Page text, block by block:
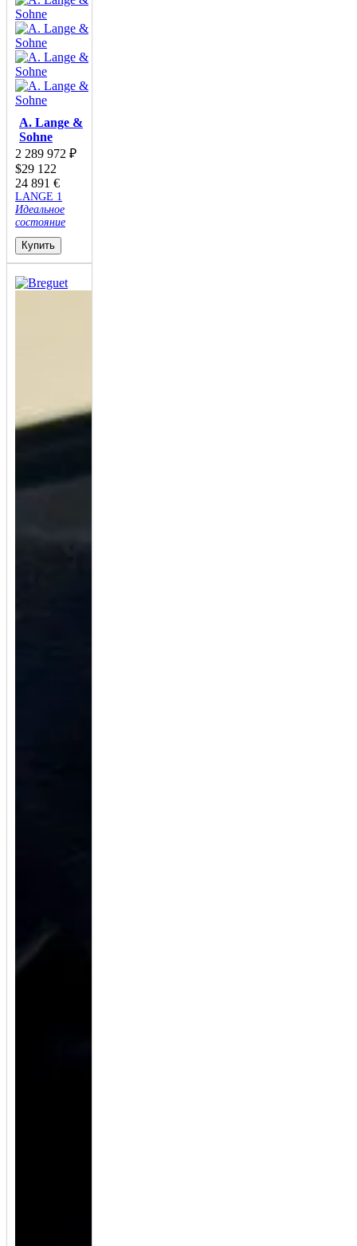
A. Lange &
Sohne
2 289 972 ₽
$29 122
24 891 €
LANGE 1
Идеальное
состояние
Купить